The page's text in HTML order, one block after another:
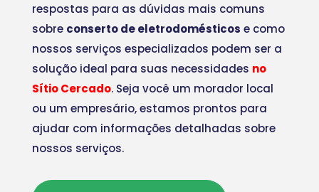
respostas para as dúvidas mais comuns
sobre conserto de eletrodomésticos e como
nossos serviços especializados podem ser a
solução ideal para suas necessidades no
Sítio Cercado. Seja você um morador local
ou um empresário, estamos prontos para
ajudar com informações detalhadas sobre
nossos serviços.